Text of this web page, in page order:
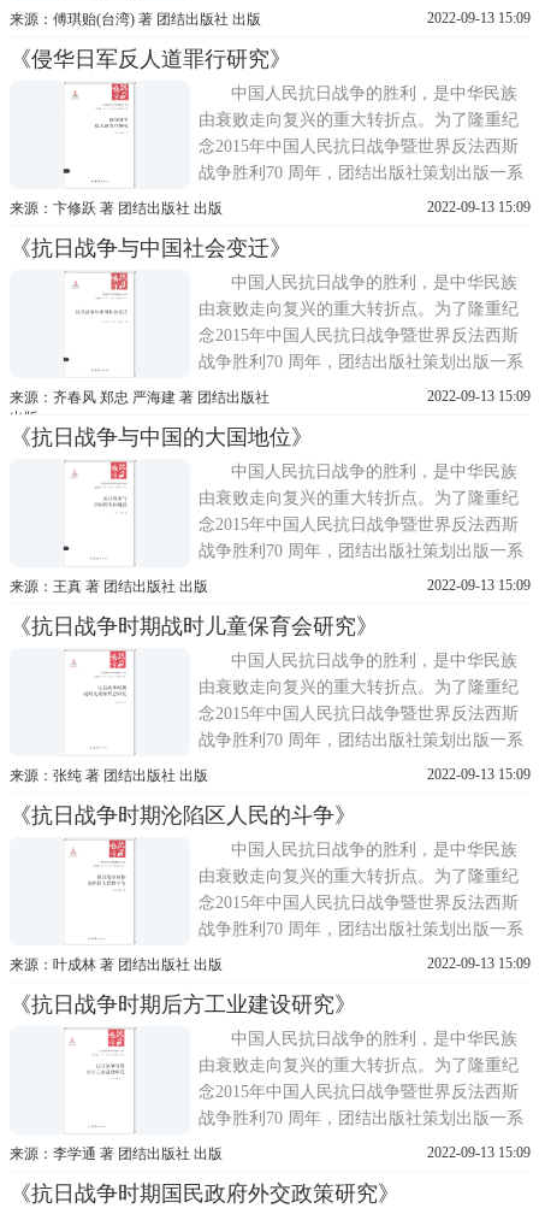
列优秀的抗战类图书。海峡两岸抗战史权威
——《抗日战争与中华民族复兴》。《抗日
战争与中华民族复兴》系列丛书由海峡两岸
历史学者共同完成。中国
来源：傅琪贻(台湾) 著 团结出版社 出版 2022-09-13 15:09
《侵华日军反人道罪行研究》
中国人民抗日战争的胜利，是中华民族
由衰败走向复兴的重大转折点。为了隆重纪
念2015年中国人民抗日战争暨世界反法西斯
战争胜利70 周年，团结出版社策划出版一系
列优秀的抗战类图书。海峡两岸抗战史权威
——《抗日战争与中华民族复兴》。《抗日
战争与中华民族复兴》系列丛书由海峡两岸
历史学者共同完成。中国
来源：卞修跃 著 团结出版社 出版 2022-09-13 15:09
《抗日战争与中国社会变迁》
中国人民抗日战争的胜利，是中华民族
由衰败走向复兴的重大转折点。为了隆重纪
念2015年中国人民抗日战争暨世界反法西斯
战争胜利70 周年，团结出版社策划出版一系
列优秀的抗战类图书。海峡两岸抗战史权威
——《抗日战争与中华民族复兴》。《抗日
战争与中华民族复兴》系列丛书由海峡两岸
历史学者共同完成。中国
来源：齐春风 郑忠 严海建 著 团结出版社
出版
2022-09-13 15:09
《抗日战争与中国的大国地位》
中国人民抗日战争的胜利，是中华民族
由衰败走向复兴的重大转折点。为了隆重纪
念2015年中国人民抗日战争暨世界反法西斯
战争胜利70 周年，团结出版社策划出版一系
列优秀的抗战类图书。海峡两岸抗战史权威
——《抗日战争与中华民族复兴》。《抗日
战争与中华民族复兴》系列丛书由海峡两岸
历史学者共同完成。中国
来源：王真 著 团结出版社 出版 2022-09-13 15:09
《抗日战争时期战时儿童保育会研究》
中国人民抗日战争的胜利，是中华民族
由衰败走向复兴的重大转折点。为了隆重纪
念2015年中国人民抗日战争暨世界反法西斯
战争胜利70 周年，团结出版社策划出版一系
列优秀的抗战类图书。海峡两岸抗战史权威
——《抗日战争与中华民族复兴》。《抗日
战争与中华民族复兴》系列丛书由海峡两岸
历史学者共同完成。中国
来源：张纯 著 团结出版社 出版 2022-09-13 15:09
《抗日战争时期沦陷区人民的斗争》
中国人民抗日战争的胜利，是中华民族
由衰败走向复兴的重大转折点。为了隆重纪
念2015年中国人民抗日战争暨世界反法西斯
战争胜利70 周年，团结出版社策划出版一系
列优秀的抗战类图书。海峡两岸抗战史权威
——《抗日战争与中华民族复兴》。《抗日
战争与中华民族复兴》系列丛书由海峡两岸
历史学者共同完成。中国
来源：叶成林 著 团结出版社 出版 2022-09-13 15:09
《抗日战争时期后方工业建设研究》
中国人民抗日战争的胜利，是中华民族
由衰败走向复兴的重大转折点。为了隆重纪
念2015年中国人民抗日战争暨世界反法西斯
战争胜利70 周年，团结出版社策划出版一系
列优秀的抗战类图书。海峡两岸抗战史权威
——《抗日战争与中华民族复兴》。《抗日
来源：李学通 著 团结出版社 出版 2022-09-13 15:09
《抗日战争时期国民政府外交政策研究》